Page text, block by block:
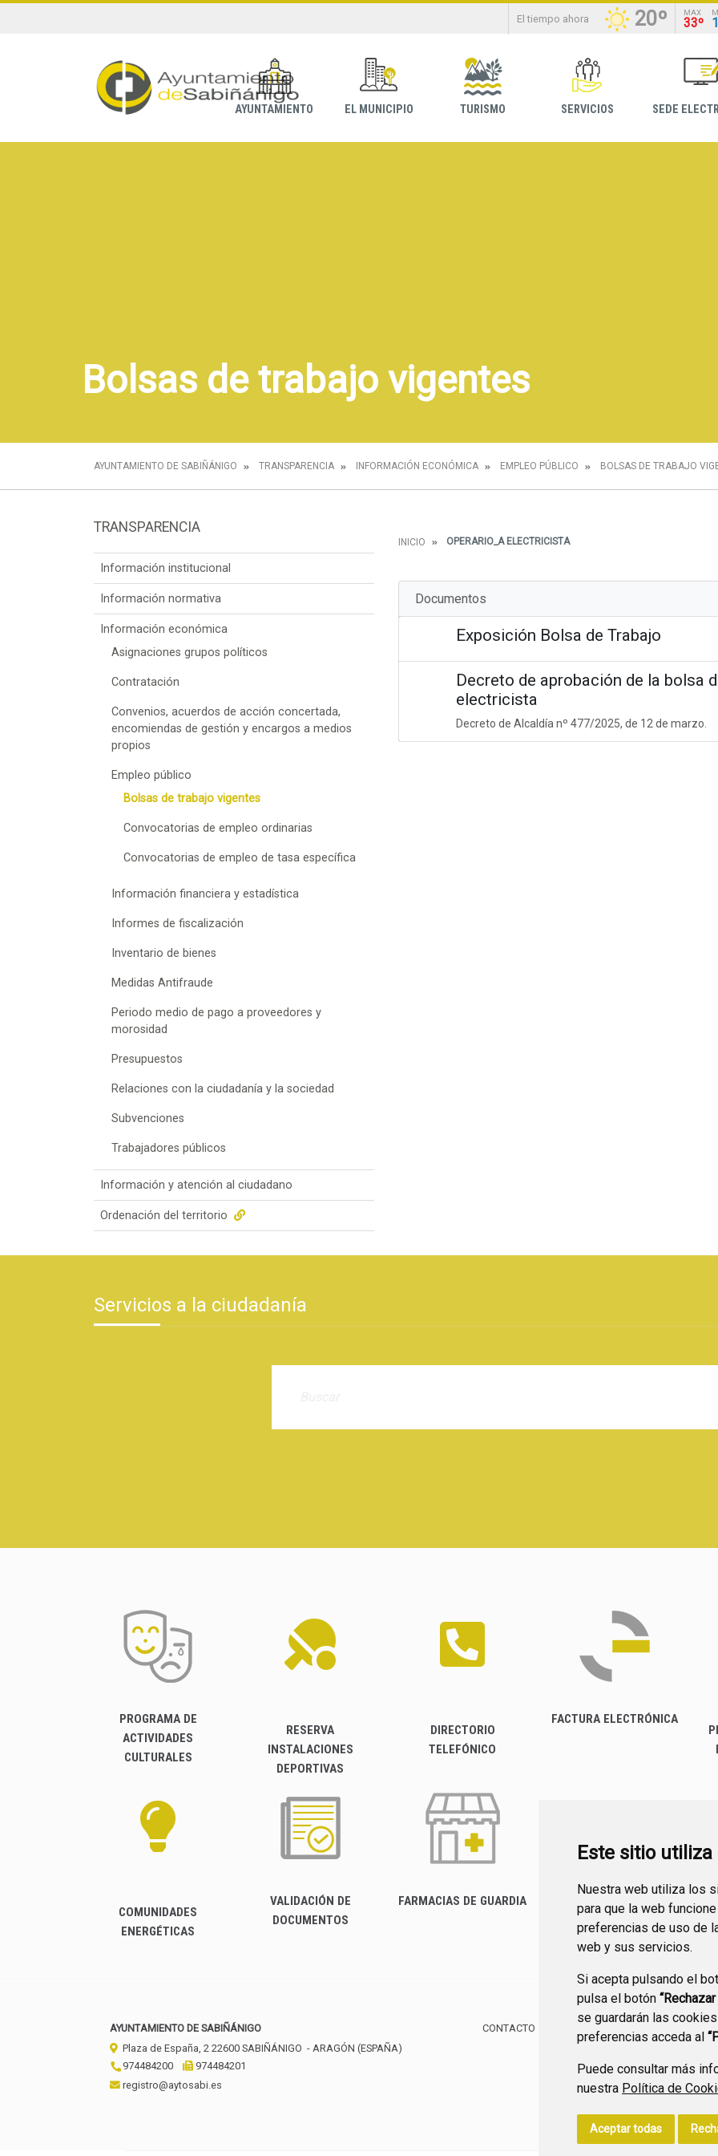
Este sitio
Nuestra web utiliza los
para que la web
preferencias de uso de
web y sus servicios.
Si acepta pulsando el
pulsa el botón
se guardarán las
preferencias acceda al
Puede consultar más
nuestra Política de
Aceptar todas
El tiempo ahora 20º MAX
33º
AYUNTAMIENTO EL MUNICIPIO TURISMO SERVICIOS SEDE
Bolsas de trabajo vigentes
AYUNTAMIENTO DE SABIÑÁNIGO TRANSPARENCIA INFORMACIÓN ECONÓMICA EMPLEO PÚBLICO BOLSAS DE TRABAJO
TRANSPARENCIA
Información institucional
Información normativa
Información económica
Asignaciones grupos políticos
Contratación
Convenios, acuerdos de acción concertada,
encomiendas de gestión y encargos a medios
propios
Empleo público
Bolsas de trabajo vigentes
Convocatorias de empleo ordinarias
Convocatorias de empleo de tasa específica
Información financiera y estadística
Informes de fiscalización
Inventario de bienes
Medidas Antifraude
Periodo medio de pago a proveedores y
morosidad
Presupuestos
Relaciones con la ciudadanía y la sociedad
Subvenciones
Trabajadores públicos
Información y atención al ciudadano
Ordenación del territorio
INICIO OPERARIO_A ELECTRICISTA
Documentos
Exposición Bolsa de Trabajo
Decreto de aprobación de la bolsa
electricista
Decreto de Alcaldía nº 477/2025, de 12 de marzo.
Servicios a la ciudadanía
PROGRAMA DE
ACTIVIDADES
CULTURALES
RESERVA
INSTALACIONES
DEPORTIVAS
DIRECTORIO
TELEFÓNICO
FACTURA ELECTRÓNICA
COMUNIDADES
ENERGÉTICAS
VALIDACIÓN DE
DOCUMENTOS
FARMACIAS DE GUARDIA
CANAL YOUTUBE
AYUNTAMIENTO DE SABIÑÁNIGO
Plaza de España, 2 22600 SABIÑÁNIGO - ARAGÓN (ESPAÑA)
974484200
974484201
registro@aytosabi.es
CONTACTO